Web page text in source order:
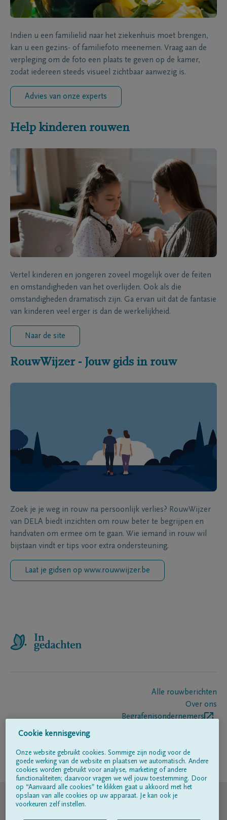
Indien u een familielid naar het ziekenhuis moet brengen,
kan u een gezins- of familiefoto meenemen. Vraag aan de
verpleging om de foto een plaats te geven op de kamer,
zodat iedereen steeds visueel zichtbaar aanwezig is.
Advies van onze experts
Help kinderen rouwen
Vertel kinderen en jongeren zoveel mogelijk over de feiten
en omstandigheden van het overlijden. Ook als die
omstandigheden dramatisch zijn. Ga ervan uit dat de fantasie
van kinderen veel erger is dan de werkelijkheid.
Naar de site
RouwWijzer - Jouw gids in rouw
Zoek je je weg in rouw na persoonlijk verlies? RouwWijzer
van DELA biedt inzichten om rouw beter te begrijpen en
handvaten om ermee om te gaan. Wie iemand in rouw wil
bijstaan vindt er tips voor extra ondersteuning.
Laat je gidsen op www.rouwwijzer.be
Alle rouwberichten
Over ons
Begrafenisondernemers
Volg ons op
© DELA
Cookie kennisgeving
Onze website gebruikt cookies. Sommige zijn nodig voor de
goede werking van de website en plaatsen we automatisch. Andere
cookies worden gebruikt voor analyse, marketing of andere
functionaliteiten; daarvoor vragen we wél jouw toestemming. Door
op “Aanvaard alle cookies” te klikken gaat u akkoord met het
opslaan van alle cookies op uw apparaat. Je kan ook je
voorkeuren zelf instellen.